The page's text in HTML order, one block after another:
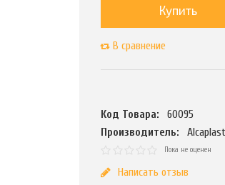
Купить
В сравнение
Код Товара:
60095
Производитель:
Alcaplast
Пока не оценен
Написать отзыв